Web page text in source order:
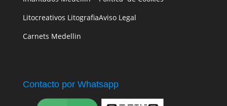
Litocreativos Litografia
Carnets Medellin
Aviso Legal
Contacto por Whatsapp